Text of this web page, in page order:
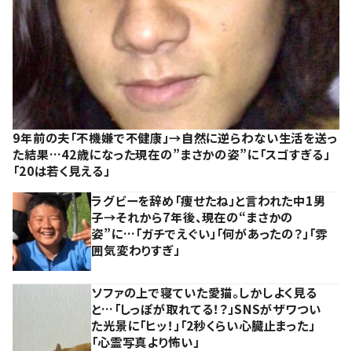
9年前の夫「不機嫌で不健康」→自然に逆らわない生活を送っ
た結果…42歳になった現在の”まさかの姿”に「スゴすぎる」
「20は若く見える」
ラグビーを辞め「痩せたね」と言われた中1男
子→それから7年後、現在の“まさかの
姿”に…「ガチでえぐい」「何があったの？」「雰
囲気変わりすぎ」
ソファの上で寝ていた愛猫。しかしよく見る
と…「しっぽが取れてる！？」SNSがザワつい
た光景に「ヒッ！」「2秒くらい心臓止まった」
「心霊写真より怖い」